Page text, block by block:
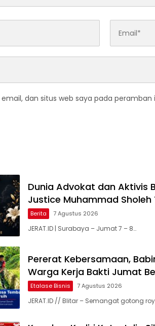
dan situs web saya pada
Dunia Advokat dan Aktivis
Justice Muhammad Sholeh
Berita 7 Agustus 2026
JERAT.ID | Surabaya – Jumat 7 – 8…
Pererat Kebersamaan,
Warga Kerja Bakti Jumat
Etalase Bisnis 7 Agustus 2026
JERAT.ID // Blitar – Semangat gotong